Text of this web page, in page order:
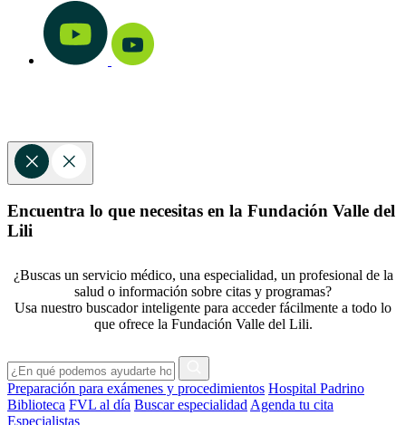
Encuentra lo que necesitas en la Fundación Valle del
Lili
¿Buscas un servicio médico, una especialidad, un profesional de la
salud o información sobre citas y programas?
Usa nuestro buscador inteligente para acceder fácilmente a todo lo
que ofrece la Fundación Valle del Lili.
Preparación para exámenes y procedimientos Hospital Padrino
Biblioteca FVL al día Buscar especialidad Agenda tu cita
Especialistas